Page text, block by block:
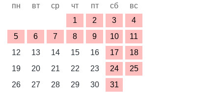
пн вт ср чт пт сб
вс
1
2 3
4
5
6 7 8 9 10
11
12
13 14 15 16 17
18
19
20 21 22 23 24
25
26
27 28 29 30 31